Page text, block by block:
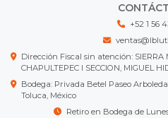
+52 1 56
Dirección Fiscal sin atención: SIERRA
CHAPULTEPEC I SECCION, MIGUEL
Bodega: Privada Betel Paseo
Toluca, México
Retiro en Bodega de